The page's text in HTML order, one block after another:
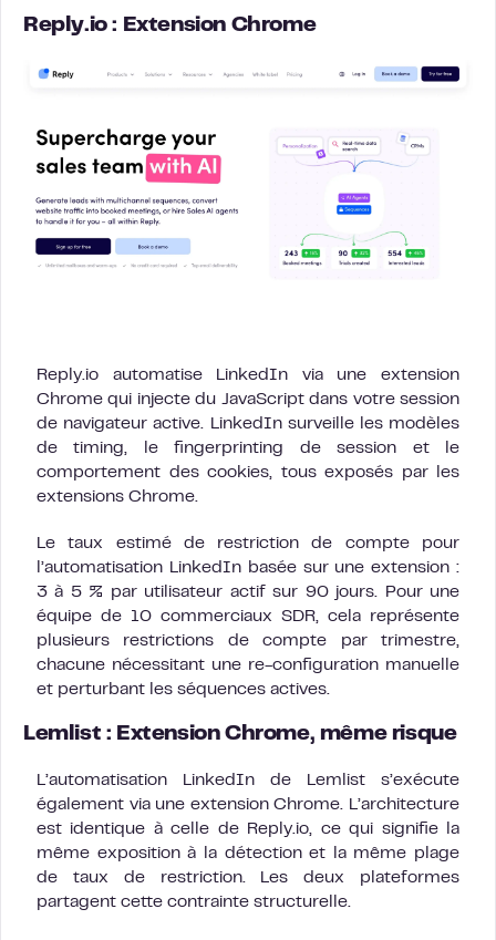
Reply.io : Extension Chrome
Reply.io automatise LinkedIn via une extension
Chrome qui injecte du JavaScript dans votre session
de navigateur active. LinkedIn surveille les modèles
de timing, le fingerprinting de session et le
comportement des cookies, tous exposés par les
extensions Chrome.
Le taux estimé de restriction de compte pour
l’automatisation LinkedIn basée sur une extension :
3 à 5 % par utilisateur actif sur 90 jours. Pour une
équipe de 10 commerciaux SDR, cela représente
plusieurs restrictions de compte par trimestre,
chacune nécessitant une re-configuration manuelle
et perturbant les séquences actives.
Lemlist : Extension Chrome, même risque
L’automatisation LinkedIn de Lemlist s’exécute
également via une extension Chrome. L’architecture
est identique à celle de Reply.io, ce qui signifie la
même exposition à la détection et la même plage
de taux de restriction. Les deux plateformes
partagent cette contrainte structurelle.